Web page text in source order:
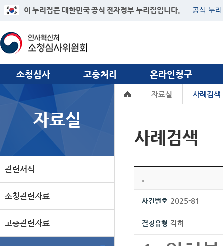
이 누리집은 대한민국 공식 전자정부 누리집입니다. 공식 누
소청심사 고충처리 온라인청구
자료실
관련서식
소청관련자료
고충관련자료
자료실 사례검색
사례검색
.
사건번호 2025-81
결정유형 각하